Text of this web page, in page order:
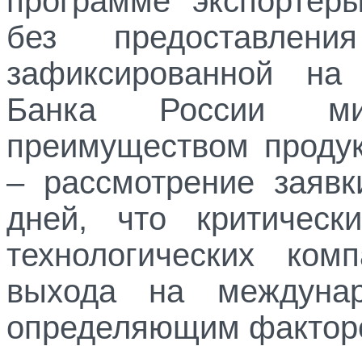
без
зафиксированной
Банка России
преимуществом
– рассмотрение
дней, что
технологических
выхода на
определяющим